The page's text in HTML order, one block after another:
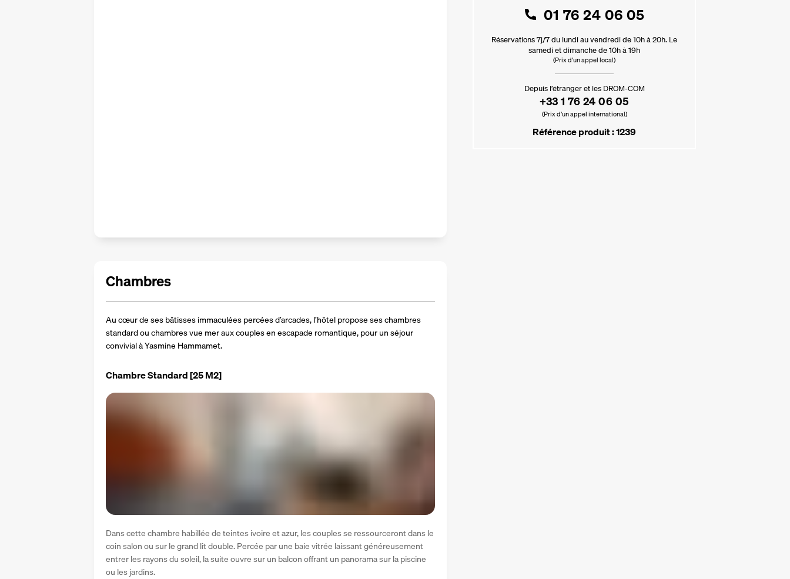
01 76 24 06 05
Réservations 7j/7 du lundi au vendredi de 10h à 20h. Le
samedi et dimanche de 10h à 19h
(Prix d'un appel local)
Depuis l’étranger et les DROM-COM
+33 1 76 24 06 05
(Prix d’un appel international)
Référence produit : 1239
Chambres
Au cœur de ses bâtisses immaculées percées d’arcades, l’hôtel propose ses chambres
standard ou chambres vue mer aux couples en escapade romantique, pour un séjour
convivial à Yasmine Hammamet.
Chambre Standard[25 M2]
Dans cette chambre habillée de teintes ivoire et azur, les couples se ressourceront dans le
coin salon ou sur le grand lit double. Percée par une baie vitrée laissant généreusement
entrer les rayons du soleil, la suite ouvre sur un balcon offrant un panorama sur la piscine
ou les jardins.